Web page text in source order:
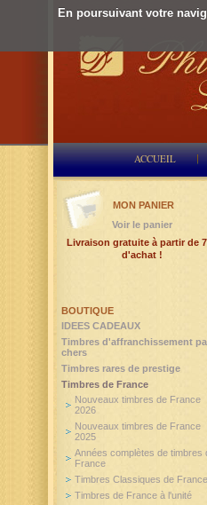
En poursuivant votre
ACCUEIL
BOUTIQUE
IDEES CADEAUX
Timbres d'affranchissement
chers
Timbres rares de prestige
Timbres de France
Nouveaux timbres de France
2026
Nouveaux timbres de France
2025
Années complètes de timbres
France
Timbres Classiques de France
Timbres de France à l'unité
MON PANIER
Voir le panier
Livraison gratuite à partir de
d'achat !